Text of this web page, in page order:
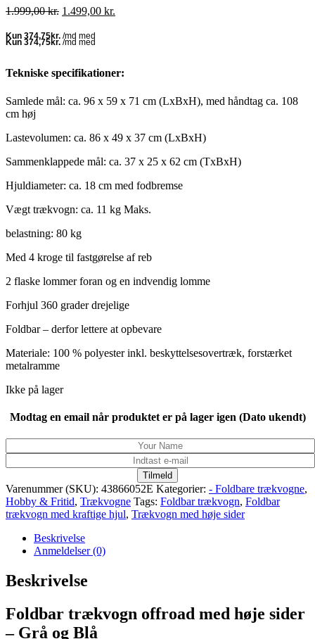
1.999,00kr. Den
pris
var:
1.499,00 kr.
Tekniske specifikationer:
Samlede mål: ca. 96 x 59 x 71 cm (LxBxH), med håndtag ca. 108
cm høj
Lastevolumen: ca. 86 x 49 x 37 cm (LxBxH)
Sammenklappede mål: ca. 37 x 25 x 62 cm (TxBxH)
Hjuldiameter: ca. 18 cm med fodbremse
Vægt trækvogn: ca. 11 kg Maks.
belastning: 80 kg
Med 4 kroge til fastgørelse af reb
2 flaske lommer foran og en indvendig lomme
Forhjul 360 grader drejelige
Foldbar – derfor lettere at opbevare
Materiale: 100 % polyester inkl. beskyttelsesovertræk, forstærket
metalramme
Ikke på lager
Modtag en email når produktet er på lager igen (Dato ukendt)
Tilmeld
Varenummer (SKU): 43866052E Kategorier: - Foldbare trækvogne,
Hobby & Fritid, Trækvogne Tags: Foldbar trækvogn, Foldbar
trækvogn med kraftige hjul, Trækvogn med høje sider
Beskrivelse
Anmeldelser (0)
Beskrivelse
Foldbar trækvogn offroad med høje sider
– Grå og Blå